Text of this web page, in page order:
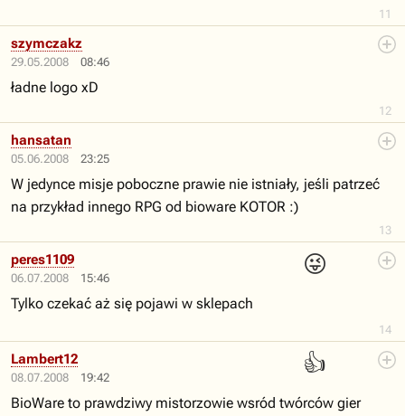
11
29.05.2008 08:46
12
szymczakz
ładne logo xD
05.06.2008 23:25
13
hansatan
W jedynce misje poboczne prawie nie istniały, jeśli patrzeć
na przykład innego RPG od bioware KOTOR :)
06.07.2008 15:46
😜
14
peres1109
Tylko czekać aż się pojawi w sklepach
08.07.2008 19:42
👍
Lambert12
BioWare to prawdziwy mistorzowie wsród twórców gier